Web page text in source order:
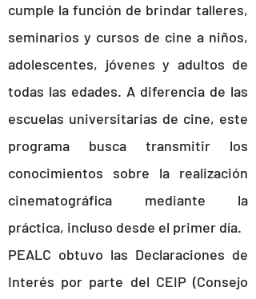
cumple la función de brindar talleres,
seminarios y cursos de cine a niños,
adolescentes, jóvenes y adultos de
todas las edades. A diferencia de las
escuelas universitarias de cine, este
programa busca transmitir los
conocimientos sobre la realización
cinematográfica mediante la
práctica, incluso desde el primer día.
PEALC obtuvo las Declaraciones de
Interés por parte del CEIP (Consejo